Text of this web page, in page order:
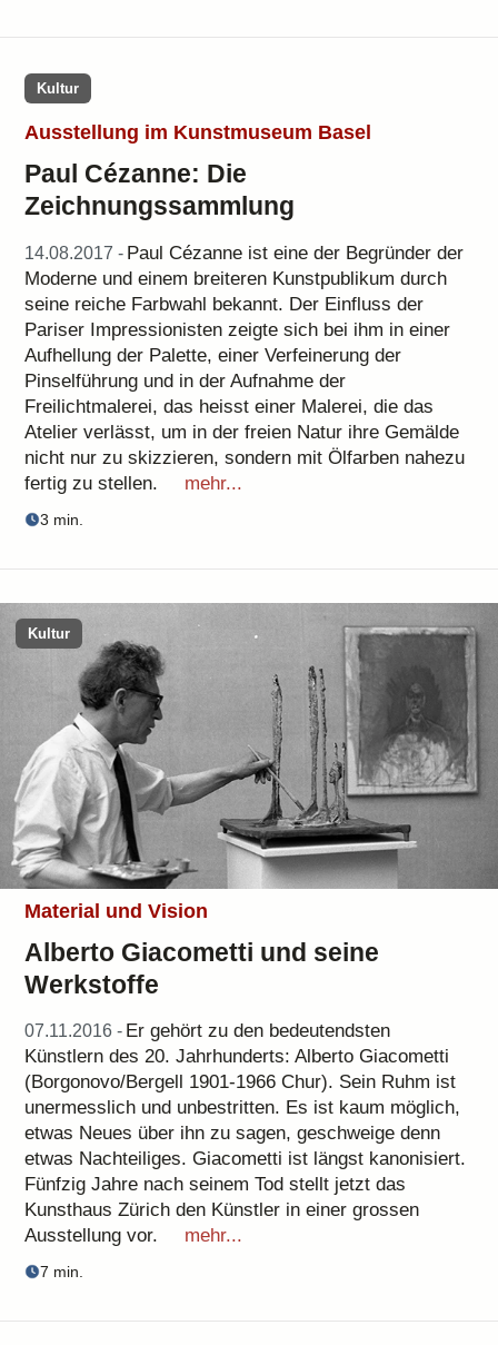
Kultur
Ausstellung im Kunstmuseum Basel
Paul Cézanne: Die
Zeichnungssammlung
14.08.2017 - Paul Cézanne ist eine der Begründer der
Moderne und einem breiteren Kunstpublikum durch
seine reiche Farbwahl bekannt. Der Einfluss der
Pariser Impressionisten zeigte sich bei ihm in einer
Aufhellung der Palette, einer Verfeinerung der
Pinselführung und in der Aufnahme der
Freilichtmalerei, das heisst einer Malerei, die das
Atelier verlässt, um in der freien Natur ihre Gemälde
nicht nur zu skizzieren, sondern mit Ölfarben nahezu
fertig zu stellen.
mehr...
3 min.
Kultur
Material und Vision
Alberto Giacometti und seine
Werkstoffe
07.11.2016 - Er gehört zu den bedeutendsten
Künstlern des 20. Jahrhunderts: Alberto Giacometti
(Borgonovo/Bergell 1901-1966 Chur). Sein Ruhm ist
unermesslich und unbestritten. Es ist kaum möglich,
etwas Neues über ihn zu sagen, geschweige denn
etwas Nachteiliges. Giacometti ist längst kanonisiert.
Fünfzig Jahre nach seinem Tod stellt jetzt das
Kunsthaus Zürich den Künstler in einer grossen
Ausstellung vor.
mehr...
7 min.